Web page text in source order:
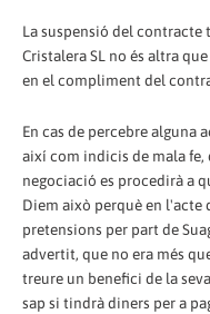
La suspensió del contracte
Cristalera SL no és altra
en el compliment del
En cas de percebre alguna
així com indicis de mala
negociació es procedirà a
Diem això perquè en l'acte
pretensions per part de
advertit, que no era més
treure un benefici de la
sap si tindrà diners per a